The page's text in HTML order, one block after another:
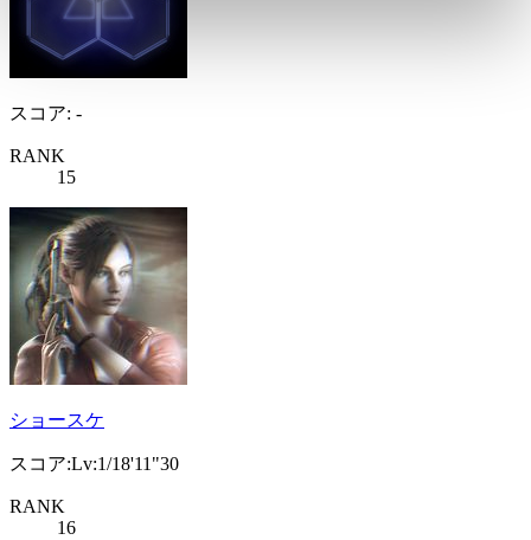
スコア: -
RANK
15
ショースケ
スコア:Lv:1/18'11"30
RANK
16